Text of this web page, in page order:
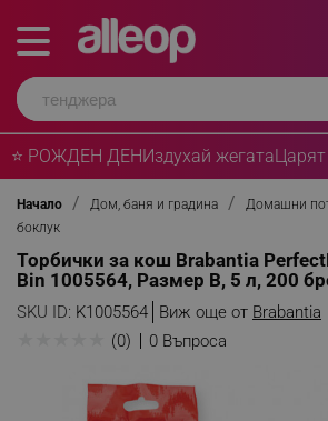
⭐ РОЖДЕН ДЕНИздухай жегата
Начало Дом, баня и градина Домашни
боклук
Торбички за кош Brabantia
Bin 1005564, Размер B, 5 л, 200
SKU ID: K1005564 Виж още от Brabantia
(0) 0 Въпроса